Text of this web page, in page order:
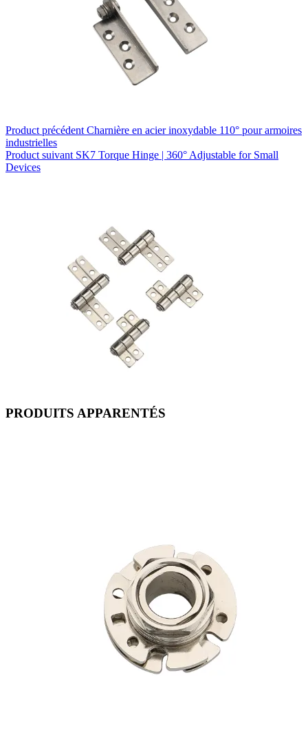
Product précédent Charnière en acier inoxydable 110° pour armoires
industrielles
Product suivant SK7 Torque Hinge | 360° Adjustable for Small
Devices
PRODUITS APPARENTÉS